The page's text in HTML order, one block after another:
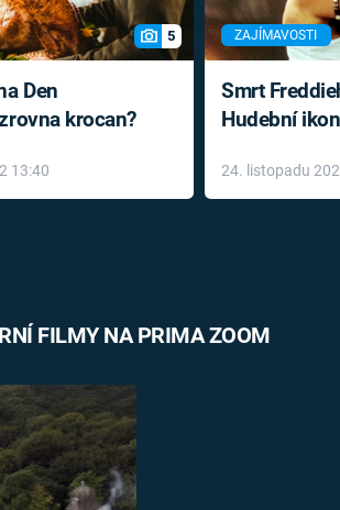
5
Den
krocan?
13:40
ZAJÍMAVOSTI
Smrt
Hudební
léky
24. listopadu
FILMY NA PRIMA ZOOM